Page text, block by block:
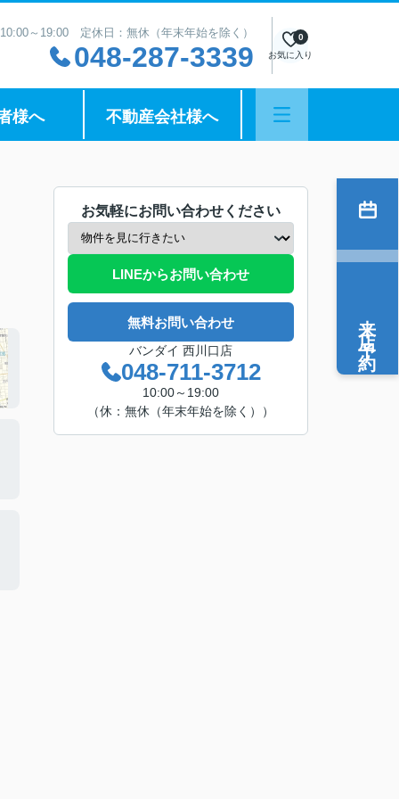
～19:00 定休日：無休（年末年始を除く）
048-287-3339 お気に入り
0
様へ 不動産会社様へ
お気軽にお問い合わせください
LINEからお問い合わせ
無料お問い合わせ
バンダイ 西川口店
048-711-3712
10:00～19:00
（休：無休（年末年始を除く））
来店予約